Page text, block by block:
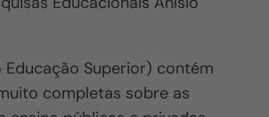
Educação Superior) contém
completas sobre as